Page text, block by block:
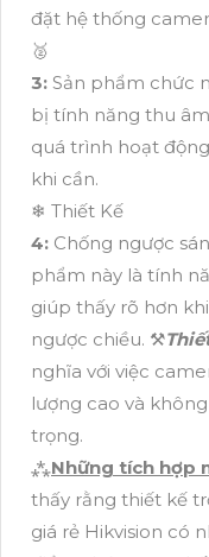
đặt hệ thống
🥈️
3: Sản phẩm chức
bị tính năng thu
quá trình hoạt
khi cần.
❄ Thiết Kế
4: Chống ngược
phẩm này là tính
giúp thấy rõ hơn
ngược chiều. ⚒
nghĩa với việc
lượng cao và
trọng.
⁂Những tích hợp
thấy rằng thiết kế
giá rẻ Hikvision có